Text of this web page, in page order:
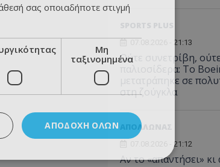
07.08.2026 - 21:13
Ούτε συνετρίβη,
παλιοσίδερα: Το
μετατράπηκε σε
στη ζούγκλα
ΑΠΟΛΛΩΝΑΣ
07.08.2026 - 21:12
Αν το «απαντήσει» κι
σας οποιαδήποτε στιγμή
Μη
ταξινομημένα
ΑΠΟΔΟΧΉ ΌΛΩΝ